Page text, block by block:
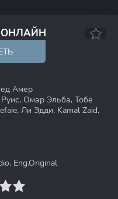
ОНЛАЙН
Амер
Омар Эльба, Тобе
Ли Эдди, Kamal Zaid,
Eng.Original